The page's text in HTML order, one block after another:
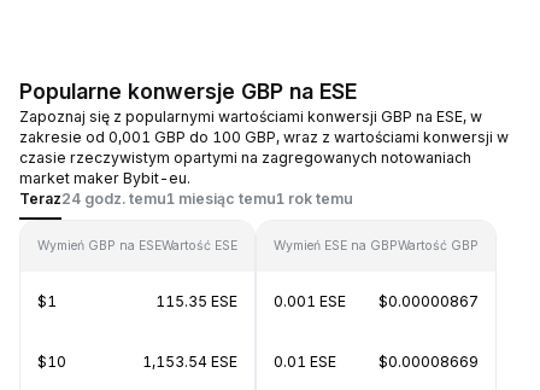
Popularne konwersje GBP na ESE
Zapoznaj się z popularnymi wartościami konwersji GBP na ESE, w
zakresie od 0,001 GBP do 100 GBP, wraz z wartościami konwersji w
czasie rzeczywistym opartymi na zagregowanych notowaniach
market maker Bybit-eu.
Teraz24 godz. temu1 miesiąc temu1 rok temu
Wymień GBP na ESEWartość ESE
$1 115.35 ESE
$10 1,153.54 ESE
Wymień ESE na GBPWartość GBP
0.001 ESE $0.00000867
0.01 ESE $0.00008669